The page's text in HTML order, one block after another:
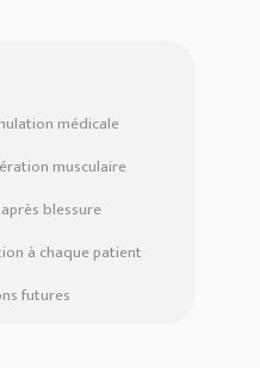
médicale
musculaire
blessure
à chaque patient
futures